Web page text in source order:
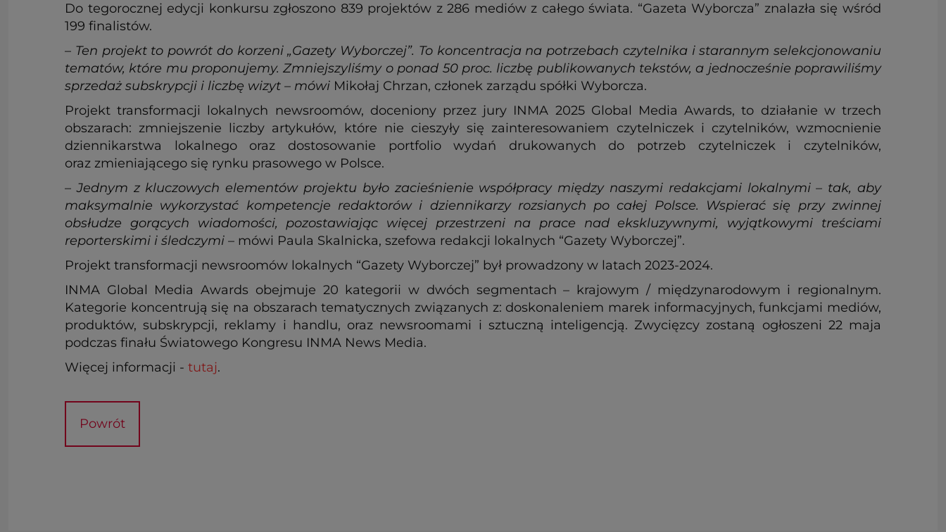
Do tegorocznej edycji konkursu zgłoszono 839 projektów z 286 mediów z całego świata. “Gazeta Wyborcza” znalazła się wśród
199 finalistów.
– Ten projekt to powrót do korzeni „Gazety Wyborczej”. To koncentracja na potrzebach czytelnika i starannym selekcjonowaniu
tematów, które mu proponujemy. Zmniejszyliśmy o ponad 50 proc. liczbę publikowanych tekstów, a jednocześnie poprawiliśmy
sprzedaż subskrypcji i liczbę wizyt – mówi Mikołaj Chrzan, członek zarządu spółki Wyborcza.
Projekt transformacji lokalnych newsroomów, doceniony przez jury INMA 2025 Global Media Awards, to działanie w trzech
obszarach: zmniejszenie liczby artykułów, które nie cieszyły się zainteresowaniem czytelniczek i czytelników, wzmocnienie
dziennikarstwa lokalnego oraz dostosowanie portfolio wydań drukowanych do potrzeb czytelniczek i czytelników,
oraz zmieniającego się rynku prasowego w Polsce.
–Jednym z kluczowych elementów projektu było zacieśnienie współpracy między naszymi redakcjami lokalnymi – tak, aby
maksymalnie wykorzystać kompetencje redaktorów i dziennikarzy rozsianych po całej Polsce. Wspierać się przy zwinnej
obsłudze gorących wiadomości, pozostawiając więcej przestrzeni na prace nad ekskluzywnymi, wyjątkowymi treściami
reporterskimi i śledczymi – mówi Paula Skalnicka, szefowa redakcji lokalnych “Gazety Wyborczej”.
Projekt transformacji newsroomów lokalnych “Gazety Wyborczej” był prowadzony w latach 2023-2024.
INMA Global Media Awards obejmuje 20 kategorii w dwóch segmentach – krajowym / międzynarodowym i regionalnym.
Kategorie koncentrują się na obszarach tematycznych związanych z: doskonaleniem marek informacyjnych, funkcjami mediów,
produktów, subskrypcji, reklamy i handlu, oraz newsroomami i sztuczną inteligencją. Zwycięzcy zostaną ogłoszeni 22 maja
podczas finału Światowego Kongresu INMA News Media.
Więcej informacji - tutaj.
Powrót